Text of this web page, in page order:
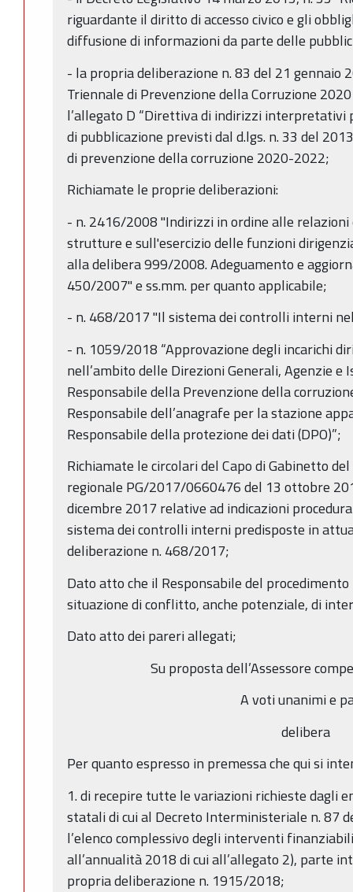
riguardante il diritto di accesso civico e gli
diffusione di informazioni da parte delle
- la propria deliberazione n. 83 del 21 gennaio
Triennale di Prevenzione della Corruzione
l’allegato D “Direttiva di indirizzi interpretativi
di pubblicazione previsti dal d.lgs. n. 33 del
di prevenzione della corruzione 2020-2022;
Richiamate le proprie deliberazioni:
- n. 2416/2008 "Indirizzi in ordine alle
strutture e sull'esercizio delle funzioni
alla delibera 999/2008. Adeguamento e
450/2007" e ss.mm. per quanto applicabile;
- n. 468/2017 "Il sistema dei controlli interni
- n. 1059/2018 “Approvazione degli incarichi
nell’ambito delle Direzioni Generali, Agenzie e
Responsabile della Prevenzione della
Responsabile dell’anagrafe per la stazione
Responsabile della protezione dei dati (DPO)”;
Richiamate le circolari del Capo di Gabinetto
regionale PG/2017/0660476 del 13 ottobre
dicembre 2017 relative ad indicazioni
sistema dei controlli interni predisposte in
deliberazione n. 468/2017;
Dato atto che il Responsabile del
situazione di conflitto, anche potenziale, di
Dato atto dei pareri allegati;
Su proposta dell’Assessore
A voti unanimi e
delibera
Per quanto espresso in premessa che qui si
1. di recepire tutte le variazioni richieste dagli
statali di cui al Decreto Interministeriale n. 87
l’elenco complessivo degli interventi
all’annualità 2018 di cui all’allegato 2), parte
propria deliberazione n. 1915/2018;